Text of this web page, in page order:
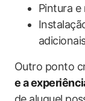
Pintura
Outro ponto
e a